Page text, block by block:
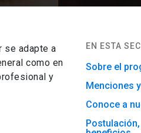
se adapte a
como en
y
EN ESTA
Sobre el
Menciones
Conoce a